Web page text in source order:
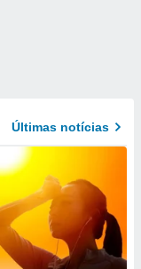
Últimas notícias